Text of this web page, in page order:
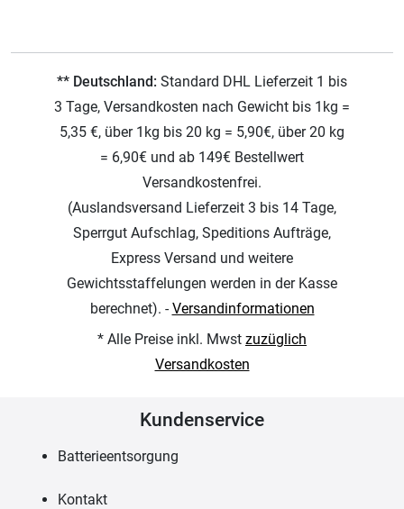
** Deutschland: Standard DHL Lieferzeit 1 bis
3 Tage, Versandkosten nach Gewicht bis 1kg =
5,35 €, über 1kg bis 20 kg = 5,90€, über 20 kg
= 6,90€ und ab 149€ Bestellwert
Versandkostenfrei.
(Auslandsversand Lieferzeit 3 bis 14 Tage,
Sperrgut Aufschlag, Speditions Aufträge,
Express Versand und weitere
Gewichtsstaffelungen werden in der Kasse
berechnet). -Versandinformationen
* Alle Preise inkl. Mwst zuzüglich
Versandkosten
Kundenservice
Batterieentsorgung
Kontakt